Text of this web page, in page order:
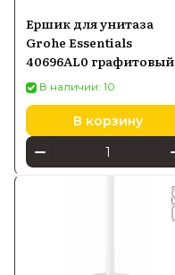
Ершик для унитаза
Grohe Essentials
40696AL0 графитовый
В наличии: 10
В корзину